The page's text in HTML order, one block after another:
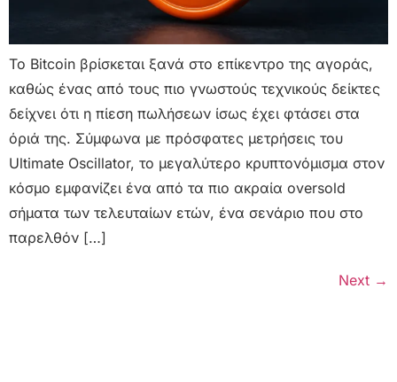
Το Bitcoin βρίσκεται ξανά στο επίκεντρο της αγοράς,
καθώς ένας από τους πιο γνωστούς τεχνικούς δείκτες
δείχνει ότι η πίεση πωλήσεων ίσως έχει φτάσει στα
όριά της. Σύμφωνα με πρόσφατες μετρήσεις του
Ultimate Oscillator, το μεγαλύτερο κρυπτονόμισμα στον
κόσμο εμφανίζει ένα από τα πιο ακραία oversold
σήματα των τελευταίων ετών, ένα σενάριο που στο
παρελθόν […]
Next →